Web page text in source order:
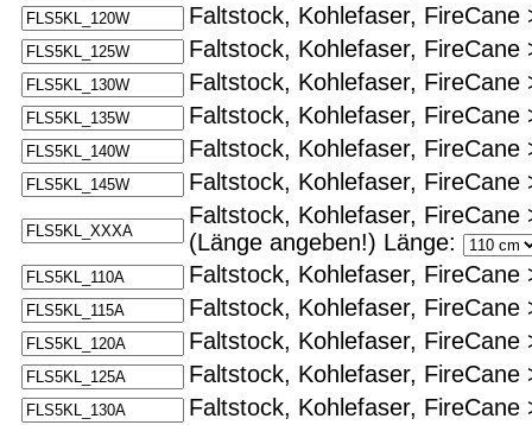
Faltstock, Kohlefaser,
Faltstock, Kohlefaser,
Faltstock, Kohlefaser,
Faltstock, Kohlefaser,
Faltstock, Kohlefaser,
Faltstock, Kohlefaser,
Faltstock, Kohlefaser,
(Länge angeben!) Länge:
Faltstock, Kohlefaser,
Faltstock, Kohlefaser,
Faltstock, Kohlefaser,
Faltstock, Kohlefaser,
Faltstock, Kohlefaser,